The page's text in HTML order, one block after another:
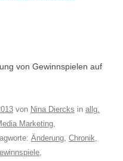
von Gewinnspielen auf
von Nina Diercks in allg.
Marketing
Änderung Chronik